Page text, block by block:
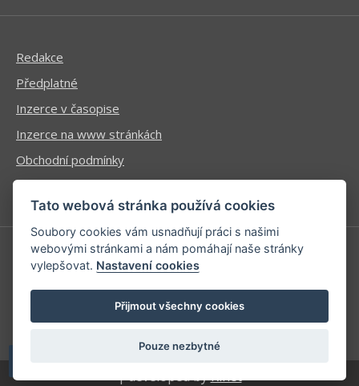
Redakce
Předplatné
Inzerce v časopise
Inzerce na www stránkách
Obchodní podmínky
Ochrana osobních údajů
Příhlášení | Registrace
Kontaktní informace
Mapa stránek
| developed byKinet
Tato webová stránka používá cookies
Soubory cookies vám usnadňují práci s našimi
webovými stránkami a nám pomáhají naše stránky
vylepšovat. Nastavení cookies
Přijmout všechny cookies
Pouze nezbytné